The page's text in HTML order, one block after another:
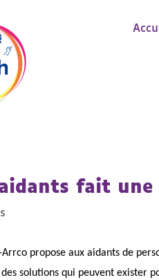
aidants fait
propose aux aidants de
solutions qui peuvent exister